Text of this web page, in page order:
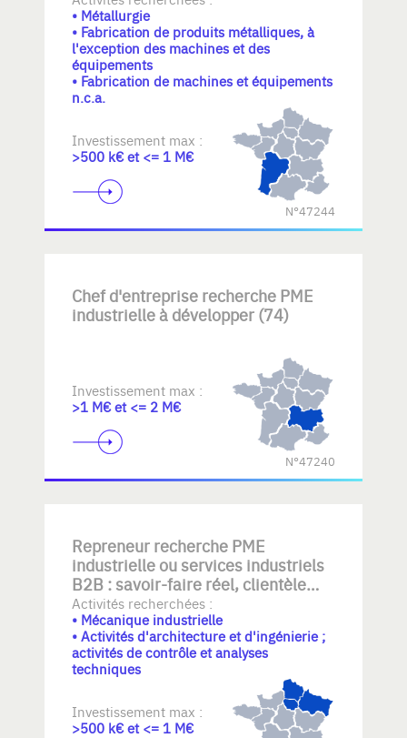
• Métallurgie
• Fabrication de produits métalliques, à
l'exception des machines et des
équipements
• Fabrication de machines et équipements
n.c.a.
Investissement max :
>500 k€ et <= 1 M€
N°47244
Chef d'entreprise recherche PME
industrielle à développer (74)
Investissement max :
>1 M€ et <= 2 M€
N°47240
Repreneur recherche PME
industrielle ou services industriels
B2B : savoir-faire réel, clientèle
établie, équipe transférable,
qualité/documentation, mécanique
- plasturgie- elastomeres
industrielle, automatisme,
BE+atelier, rework ou logistique
légère. Croissance maîtrisée sans
stock lourd.
Activités recherchées :
• Mécanique industrielle
• Activités d'architecture et d'ingénierie ;
activités de contrôle et analyses
techniques
Investissement max :
>500 k€ et <= 1 M€